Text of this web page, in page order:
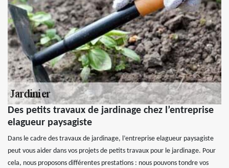
Des petits travaux de jardinage chez l’entreprise
elagueur paysagiste
Dans le cadre des travaux de jardinage, l’entreprise elagueur paysagiste
peut vous aider dans vos projets de petits travaux pour le jardinage. Pour
cela, nous proposons différentes prestations : nous pouvons tondre vos